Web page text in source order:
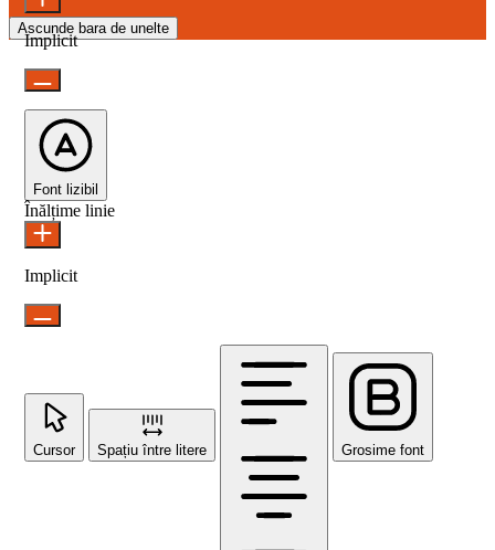
Ascunde bara de unelte
Implicit
Font lizibil
Înălțime linie
Implicit
Cursor Spațiu între litere Grosime font